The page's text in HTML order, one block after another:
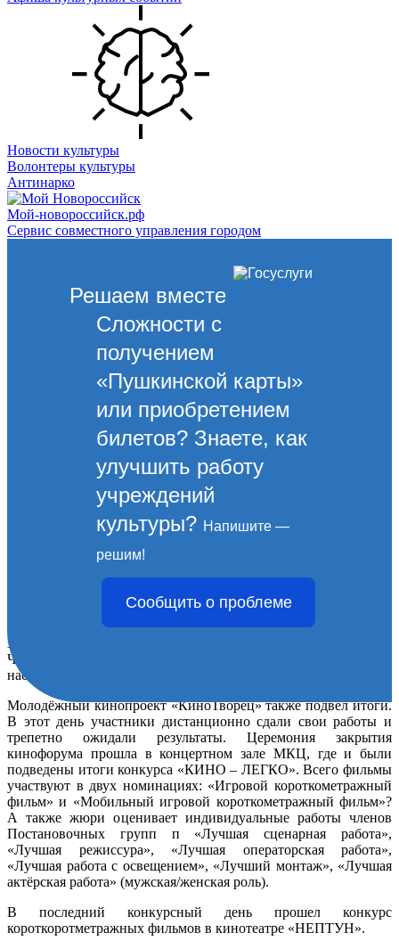
Новости культуры
Волонтеры культуры
Антинарко
Мой-новороссийск.рф
Сервис совместного управления городом
Решаем вместе
Сложности с
получением
«Пушкинской карты»
или приобретением
билетов? Знаете, как
улучшить работу
учреждений
культуры? Напишите —
решим!
Сообщить о проблеме
6 МАЯ. События четвёртого
дня фестиваля
6 мая детская киношкола «В гостях у Союзмультфильма»
завершила свою работу. Ребята не хотели прощаться с Юрием
Черновым и Григорием Гладком. За три дня они стали
настоящими друзьями.
Молодёжный кинопроект «КиноТворец» также подвел итоги.
В этот день участники дистанционно сдали свои работы и
трепетно ожидали результаты. Церемония закрытия
кинофорума прошла в концертном зале МКЦ, где и были
подведены итоги конкурса «КИНО – ЛЕГКО». Всего фильмы
участвуют в двух номинациях: «Игровой короткометражный
фильм» и «Мобильный игровой короткометражный фильм»?
А также жюри оценивает индивидуальные работы членов
Постановочных групп п «Лучшая сценарная работа»,
«Лучшая режиссура», «Лучшая операторская работа»,
«Лучшая работа с освещением», «Лучший монтаж», «Лучшая
актёрская работа» (мужская/женская роль).
В последний конкурсный день прошел конкурс
короткоротметражных фильмов в кинотеатре «НЕПТУН».